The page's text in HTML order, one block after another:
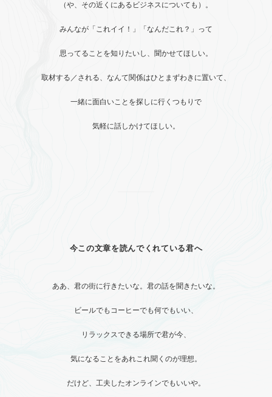
（や、その近くにあるビジネスについても）。
みんなが「これイイ！」「なんだこれ？」って
思ってることを知りたいし、聞かせてほしい。
取材する／される、なんて関係はひとまずわきに置いて、
一緒に面白いことを探しに行くつもりで
気軽に話しかけてほしい。
今この文章を読んでくれている君へ
ああ、君の街に行きたいな。君の話を聞きたいな。
ビールでもコーヒーでも何でもいい、
リラックスできる場所で君が今、
気になることをあれこれ聞くのが理想。
だけど、工夫したオンラインでもいいや。